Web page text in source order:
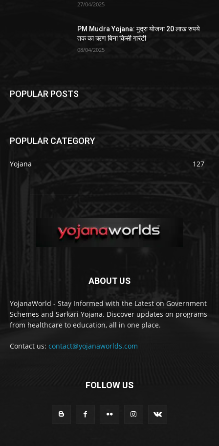
27/04/2025
PM Mudra Yojana: मुद्रा योजना 20 लाख रुपये
तक का ऋण बिना किसी गारंटी
08/04/2025
POPULAR POSTS
POPULAR CATEGORY
Yojana 127
ABOUT US
YojanaWorld - Stay Informed with the Latest on Government
Schemes and Sarkari Yojana. Discover updates on programs
from healthcare to education, all in one place.
Contact us: contact@yojanaworlds.com
FOLLOW US